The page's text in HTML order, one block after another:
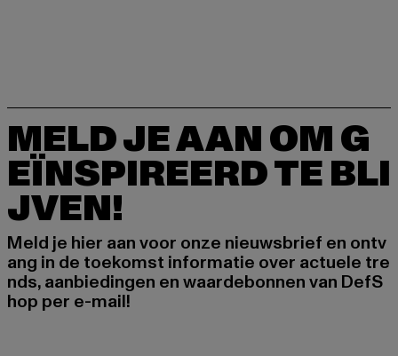
MELD JE AAN OM G
EÏNSPIREERD TE BLI
JVEN!
Meld je hier aan voor onze nieuwsbrief en ontv
ang in de toekomst informatie over actuele tre
nds, aanbiedingen en waardebonnen van DefS
hop per e-mail!